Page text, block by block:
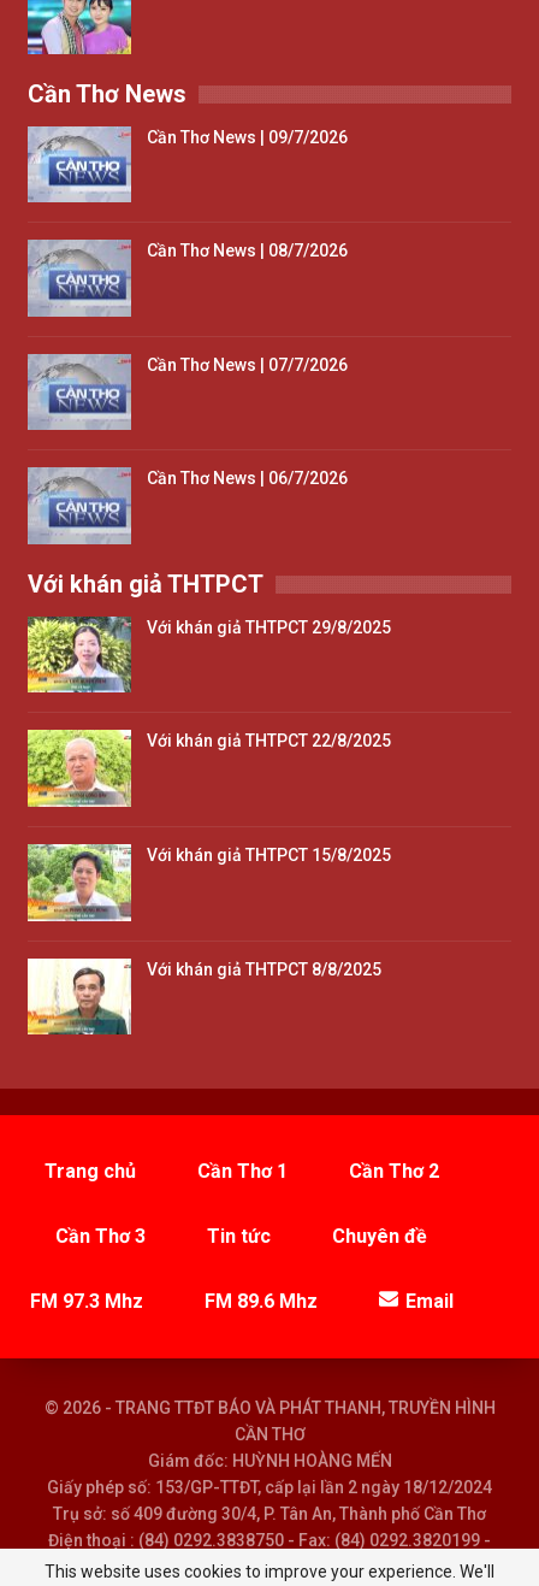
Cần Thơ News
Cần Thơ News | 09/7/2026
Cần Thơ News | 08/7/2026
Cần Thơ News | 07/7/2026
Cần Thơ News | 06/7/2026
Với khán giả THTPCT
Với khán giả THTPCT 29/8/2025
Với khán giả THTPCT 22/8/2025
Với khán giả THTPCT 15/8/2025
Với khán giả THTPCT 8/8/2025
Trang chủ Cần Thơ 1 Cần Thơ 2
Cần Thơ 3 Tin tức Chuyên đề
FM 97.3 Mhz FM 89.6 Mhz Email
© 2026 - TRANG TTĐT BÁO VÀ PHÁT THANH, TRUYỀN HÌNH
CẦN THƠ
Giám đốc: HUỲNH HOÀNG MẾN
Giấy phép số: 153/GP-TTĐT, cấp lại lần 2 ngày 18/12/2024
Trụ sở: số 409 đường 30/4, P. Tân An, Thành phố Cần Thơ
Điện thoại : (84) 0292.3838750 - Fax: (84) 0292.3820199 -
Email : baoptth@cantho.gov.vn
This website uses cookies to improve your experience. We'll